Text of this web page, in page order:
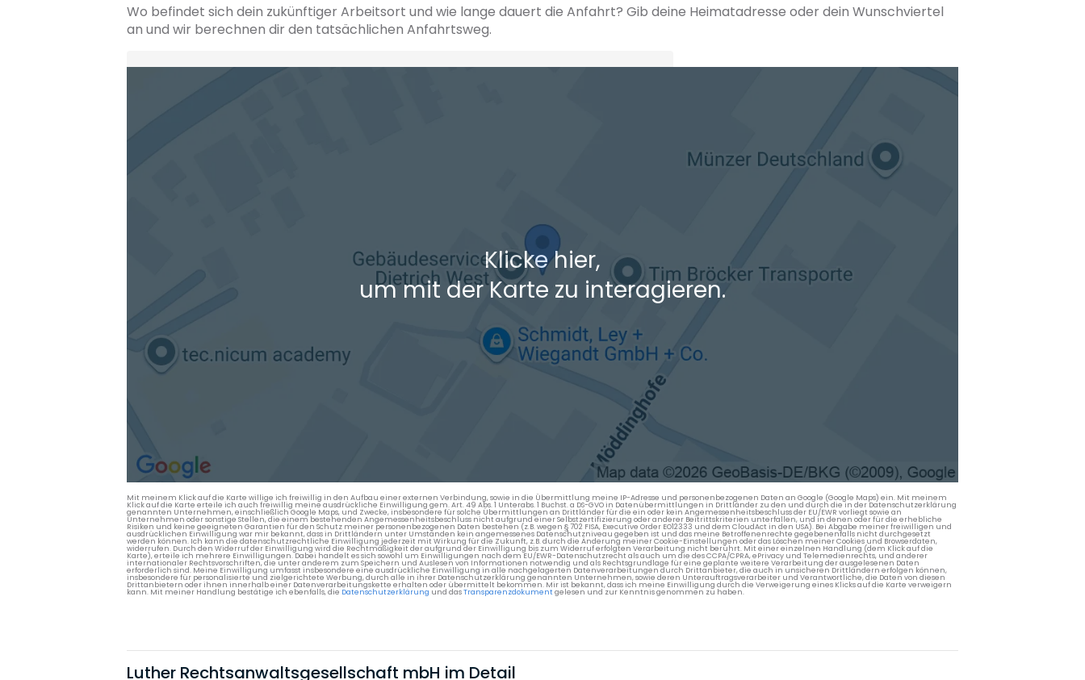
Wo befindet sich dein zukünftiger Arbeitsort und wie lange dauert die Anfahrt? Gib deine Heimatadresse oder dein Wunschviertel
an und wir berechnen dir den tatsächlichen Anfahrtsweg.
Heimatadresse oder Wunschort
Klicke hier,
um mit der Karte zu interagieren.
Mit meinem Klick auf die Karte willige ich freiwillig in den Aufbau einer externen Verbindung, sowie in die Übermittlung meine IP-Adresse und personenbezogenen Daten an Google (Google Maps) ein. Mit meinem
Klick auf die Karte erteile ich auch freiwillig meine ausdrückliche Einwilligung gem. Art. 49 Abs. 1 Unterabs. 1 Buchst. a DS-GVO in Datenübermittlungen in Drittländer zu den und durch die in der Datenschutzerklärung
genannten Unternehmen, einschließlich Google Maps, und Zwecke, insbesondere für solche Übermittlungen an Drittländer für die ein oder kein Angemessenheitsbeschluss der EU/EWR vorliegt sowie an
Unternehmen oder sonstige Stellen, die einem bestehenden Angemessenheitsbeschluss nicht aufgrund einer Selbstzertifizierung oder anderer Beitrittskriterien unterfallen, und in denen oder für die erhebliche
Risiken und keine geeigneten Garantien für den Schutz meiner personenbezogenen Daten bestehen (z.B. wegen § 702 FISA, Executive Order EO12333 und dem CloudAct in den USA). Bei Abgabe meiner freiwilligen und
ausdrücklichen Einwilligung war mir bekannt, dass in Drittländern unter Umständen kein angemessenes Datenschutzniveau gegeben ist und das meine Betroffenenrechte gegebenenfalls nicht durchgesetzt
werden können. Ich kann die datenschutzrechtliche Einwilligung jederzeit mit Wirkung für die Zukunft, z.B. durch die Änderung meiner Cookie-Einstellungen oder das Löschen meiner Cookies und Browserdaten,
widerrufen. Durch den Widerruf der Einwilligung wird die Rechtmäßigkeit der aufgrund der Einwilligung bis zum Widerruf erfolgten Verarbeitung nicht berührt. Mit einer einzelnen Handlung (dem Klick auf die
Karte), erteile ich mehrere Einwilligungen. Dabei handelt es sich sowohl um Einwilligungen nach dem EU/EWR-Datenschutzrecht als auch um die des CCPA/CPRA, ePrivacy und Telemedienrechts, und anderer
internationaler Rechtsvorschriften, die unter anderem zum Speichern und Auslesen von Informationen notwendig und als Rechtsgrundlage für eine geplante weitere Verarbeitung der ausgelesenen Daten
erforderlich sind. Meine Einwilligung umfasst insbesondere eine ausdrückliche Einwilligung in alle nachgelagerten Datenverarbeitungen durch Drittanbieter, die auch in unsicheren Drittländern erfolgen können,
insbesondere für personalisierte und zielgerichtete Werbung, durch alle in ihrer Datenschutzerklärung genannten Unternehmen, sowie deren Unterauftragsverarbeiter und Verantwortliche, die Daten von diesen
Drittanbietern oder ihnen innerhalb einer Datenverarbeitungskette erhalten oder übermittelt bekommen. Mir ist bekannt, dass ich meine Einwilligung durch die Verweigerung eines Klicks auf die Karte verweigern
kann. Mit meiner Handlung bestätige ich ebenfalls, die Datenschutzerklärung und dasTransparenzdokumentgelesen und zur Kenntnis genommen zu haben.
Luther Rechtsanwaltsgesellschaft mbH im Detail